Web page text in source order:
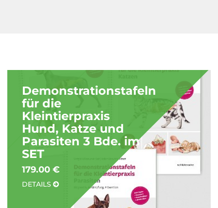
Demonstrationstafeln
für die
Kleintierpraxis
Hund, Katze und
Parasiten 3 Bde. im
SET
179.00 €
DETAILS